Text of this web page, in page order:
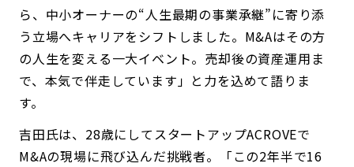
ら、中小オーナーの“人生最期の事業承継”に寄り添
う立場へキャリアをシフトしました。M&Aはその方
の人生を変える一大イベント。売却後の資産運用ま
で、本気で伴走しています」と力を込めて語りま
す。
吉田氏は、28歳にしてスタートアップACROVEで
M&Aの現場に飛び込んだ挑戦者。「この2年半で16